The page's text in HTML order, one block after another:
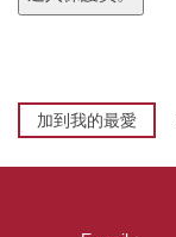
課程資訊
加到我的最愛